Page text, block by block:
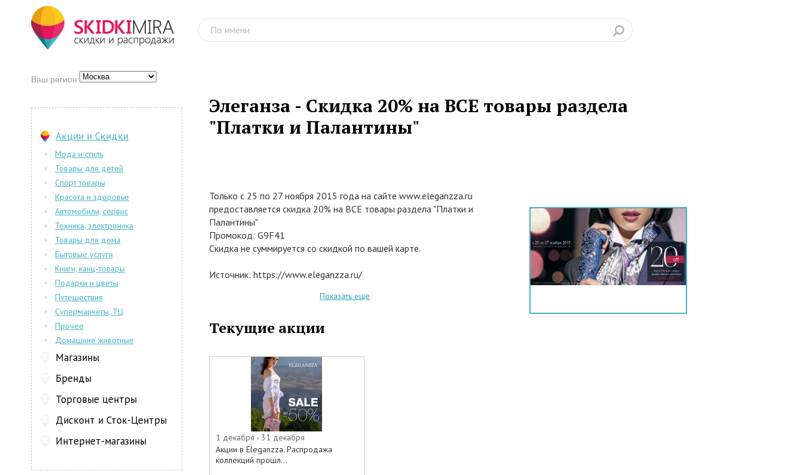
Элеганза - Скидка 20% на ВСЕ товары раздела
"Платки и Палантины"
Только с 25 по 27 ноября 2015 года на сайте www.eleganzza.ru
предоставляется скидка 20% на ВСЕ товары раздела "Платки и
Палантины"
Промокод: G9F41
Скидка не суммируется со скидкой по вашей карте.
Источник: https://www.eleganzza.ru/
Показать еще
Текущие акции
1 декабря - 31 декабря
Акции в Eleganzza. Распродажа
коллекций прошл...
Ваш регион:
Акции и Скидки
Мода и стиль
Товары для детей
Спорт товары
Красота и здоровье
Автомобили, сервис
Техника, электроника
Товары для дома
Бытовые услуги
Книги, канц-товары
Подарки и цветы
Путешествия
Супермаркеты, ТЦ
Прочее
Домашние животные
Магазины
Бренды
Торговые центры
Дисконт и Сток-Центры
Интернет-магазины